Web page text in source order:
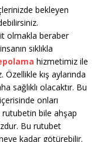
bekleyen
olmakla beraber
sıklıkla
hizmetimiz ile
kış aylarında
sağlıklı olacaktır. Bu
onları
rutubetin bile ahşap
Bu rutubet
kadar götürebilir.